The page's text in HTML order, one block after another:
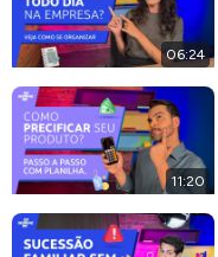
06:24
11:20